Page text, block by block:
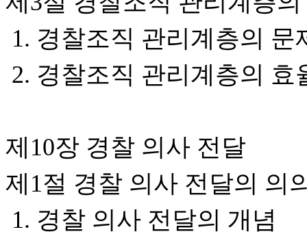
1. 경찰조직 관리계층의
2. 경찰조직 관리계층의
제10장 경찰 의사 전달
제1절 경찰 의사 전달의 의
1. 경찰 의사 전달의 개념